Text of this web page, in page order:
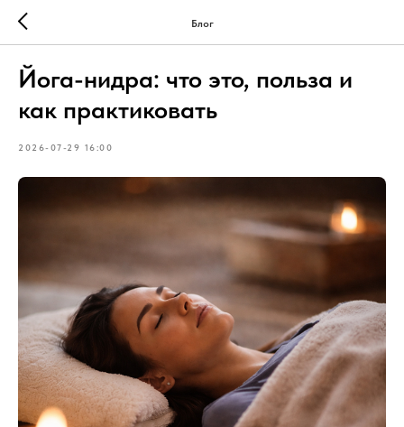
Блог
Йога-нидра: что это, польза и
как практиковать
2026-07-29 16:00